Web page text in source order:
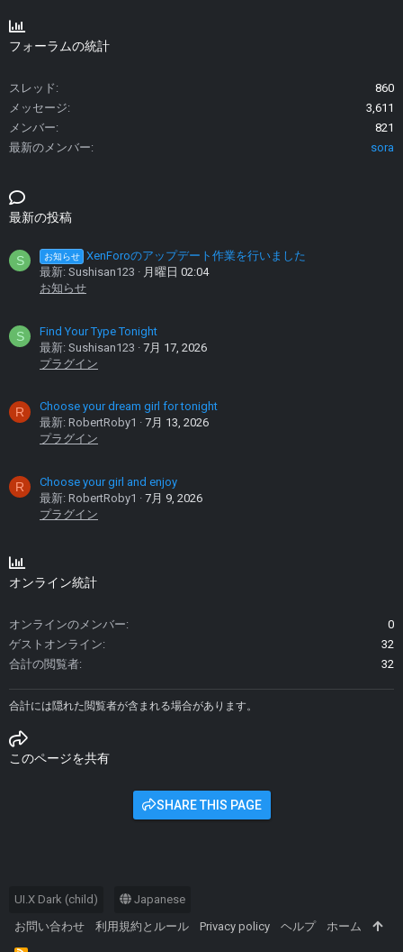
フォーラムの統計
スレッド
860
メッセージ
3,611
メンバー
821
最新のメンバー
sora
最新の投稿
S お知らせ XenForoのアップデート作業を行いました
最新: Sushisan123
月曜日 02:04
お知らせ
S
Find Your Type Tonight
最新: Sushisan123
7月 17, 2026
プラグイン
R
Choose your dream girl for tonight
最新: RobertRoby1
7月 13, 2026
プラグイン
R
Choose your girl and enjoy
最新: RobertRoby1
7月 9, 2026
プラグイン
オンライン統計
オンラインのメンバー
0
ゲストオンライン
32
合計の閲覧者
32
合計には隠れた閲覧者が含まれる場合があります。
このページを共有
SHARE THIS PAGE
UI.X Dark (child)
Japanese
お問い合わせ
利用規約とルール Privacy policy ヘルプ ホーム